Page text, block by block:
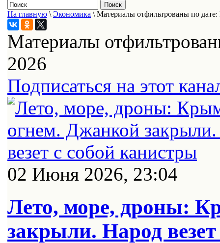
На главную \ Экономика \ Материалы отфильтрованы по
Материалы
2026
Подписаться на этот
02 Июня 2026, 23:04
Лето, море, дроны:
закрыли. Народ